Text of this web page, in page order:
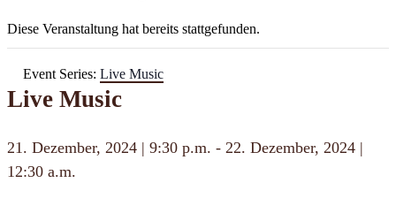
Diese Veranstaltung hat bereits stattgefunden.
Event Series: Live Music
Live Music
21. Dezember, 2024 | 9:30 p.m. - 22. Dezember, 2024 |
12:30 a.m.